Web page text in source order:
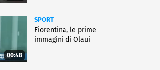
00:48
SPORT
Fiorentina, le prime
immagini di Olaui